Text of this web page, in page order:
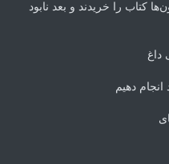
را خریدند و بعد نابود
داغ
انجام دهیم